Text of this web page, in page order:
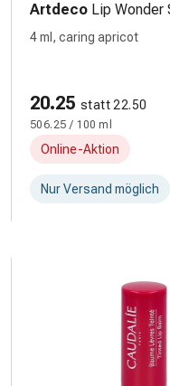
Artdeco Lip Wonder
4 ml, caring apricot
20.25 statt 22.50
506.25 / 100 ml
Online-Aktion
Nur Versand möglich